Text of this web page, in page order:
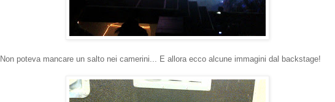
Non poteva mancare un salto nei camerini... E allora ecco alcune immagini dal backstage!